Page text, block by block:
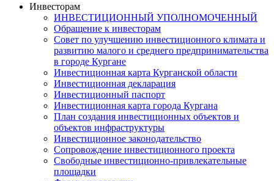
Инвесторам
ИНВЕСТИЦИОННЫЙ УПОЛНОМОЧЕННЫЙ
Обращение к инвесторам
Совет по улучшению инвестиционного климата и
развитию малого и среднего предпринимательства
в городе Кургане
Инвестиционная карта Курганской области
Инвестиционная декларация
Инвестиционный паспорт
Инвестиционная карта города Кургана
План создания инвестиционных объектов и
объектов инфраструктуры
Инвестиционное законодательство
Сопровождение инвестиционного проекта
Свободные инвестиционно-привлекательные
площадки